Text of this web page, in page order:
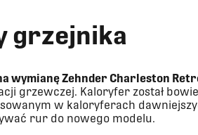
grzejnika
wymianę Zehnder Charleston
grzewczej. Kaloryfer został
w kaloryferach
rur do nowego modelu.